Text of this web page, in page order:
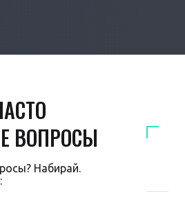
ВОПРОСЫ
Набирай.